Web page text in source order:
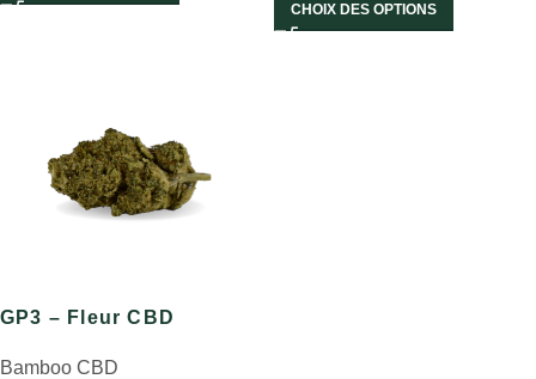
CHOIX DES OPTIONS
GP3 – Fleur CBD
Bamboo CBD